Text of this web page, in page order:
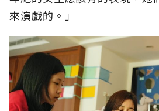
來演戲的。」